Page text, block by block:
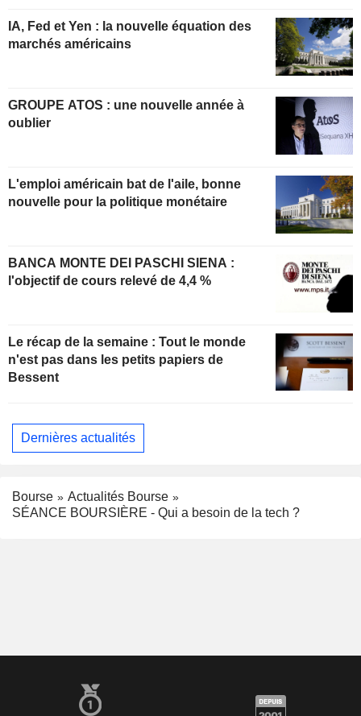
IA, Fed et Yen : la nouvelle équation des
marchés américains
GROUPE ATOS : une nouvelle année à
oublier
L'emploi américain bat de l'aile, bonne
nouvelle pour la politique monétaire
BANCA MONTE DEI PASCHI SIENA :
l'objectif de cours relevé de 4,4 %
Le récap de la semaine : Tout le monde
n'est pas dans les petits papiers de
Bessent
Dernières actualités
Bourse
Actualités Bourse
SÉANCE BOURSIÈRE - Qui a besoin de la tech ?